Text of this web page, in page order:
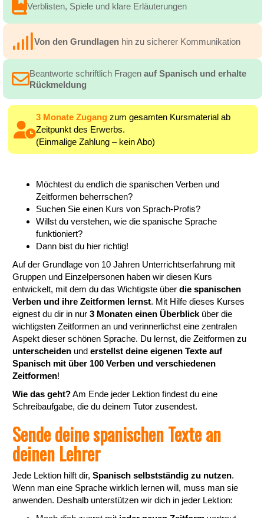
Verblisten, Spiele und klare Erläuterungen
Von den Grundlagen hin zu sicherer Kommunikation
Beantworte schriftlich Fragen auf Spanisch und erhalte
Rückmeldung
3 Monate Zugang zum gesamten Kursmaterial ab
Zeitpunkt des Erwerbs.
(Einmalige Zahlung – kein Abo)
Möchtest du endlich die spanischen Verben und
Zeitformen beherrschen?
Suchen Sie einen Kurs von Sprach-Profis?
Willst du verstehen, wie die spanische Sprache
funktioniert?
Dann bist du hier richtig!
Auf der Grundlage von 10 Jahren Unterrichtserfahrung mit
Gruppen und Einzelpersonen haben wir diesen Kurs
entwickelt, mit dem du das Wichtigste über die spanischen
Verben und ihre Zeitformen lernst. Mit Hilfe dieses Kurses
eignest du dir in nur 3 Monaten einen Überblick über die
wichtigsten Zeitformen an und verinnerlichst eine zentralen
Aspekt dieser schönen Sprache. Du lernst, die Zeitformen zu
unterscheiden und erstellst deine eigenen Texte auf
Spanisch mit über 100 Verben und verschiedenen
Zeitformen!
Wie das geht?Am Ende jeder Lektion findest du eine
Schreibaufgabe, die du deinem Tutor zusendest.
Sende deine spanischen Texte an
deinen Lehrer
Jede Lektion hilft dir, Spanisch selbstständig zu nutzen.
Wenn man eine Sprache wirklich lernen will, muss man sie
anwenden. Deshalb unterstützen wir dich in jeder Lektion: